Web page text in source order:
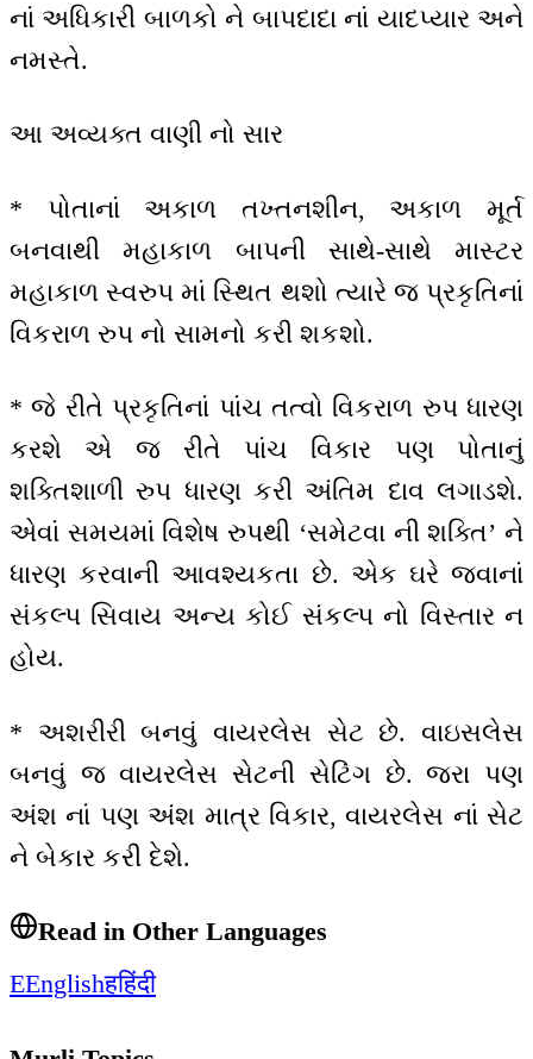
નાં અધિકારી બાળકો ને બાપદાદા નાં યાદપ્યાર અને
નમસ્તે.
આ અવ્યક્ત વાણી નો સાર
* પોતાનાં અકાળ તખ્તનશીન, અકાળ મૂર્ત
બનવાથી મહાકાળ બાપની સાથે-સાથે માસ્ટર
મહાકાળ સ્વરુપ માં સ્થિત થશો ત્યારે જ પ્રકૃતિનાં
વિકરાળ રુપ નો સામનો કરી શકશો.
* જે રીતે પ્રકૃતિનાં પાંચ તત્વો વિકરાળ રુપ ધારણ
કરશે એ જ રીતે પાંચ વિકાર પણ પોતાનું
શક્તિશાળી રુપ ધારણ કરી અંતિમ દાવ લગાડશે.
એવાં સમયમાં વિશેષ રુપથી ‘સમેટવા ની શક્તિ’ ને
ધારણ કરવાની આવશ્યકતા છે. એક ઘરે જવાનાં
સંકલ્પ સિવાય અન્ય કોઈ સંકલ્પ નો વિસ્તાર ન
હોય.
* અશરીરી બનવું વાયરલેસ સેટ છે. વાઇસલેસ
બનવું જ વાયરલેસ સેટની સેટિંગ છે. જરા પણ
અંશ નાં પણ અંશ માત્ર વિકાર, વાયરલેસ નાં સેટ
ને બેકાર કરી દેશે.
Read in Other Languages
EEnglishहहिंदी